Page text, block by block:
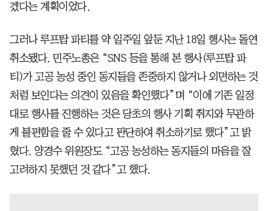
겠다는 계획이었다.
그러나 루프탑 파티를 약 일주일 앞둔 지난 18일 행사는 돌연
취소됐다. 민주노총은 “SNS 등을 통해 본 행사(루프탑 파
티)가 고공 농성 중인 동지들을 존중하지 않거나 외면하는 것
처럼 보인다는 의견이 있음을 확인했다”며 “이에 기존 일정
대로 행사를 진행하는 것은 당초의 행사 기획 취지와 무관하
게 불편함을 줄 수 있다고 판단하여 취소하기로 했다”고 밝
혔다. 양경수 위원장도 “고공 농성하는 동지들의 마음을 잘
고려하지 못했던 것 같다”고 했다.